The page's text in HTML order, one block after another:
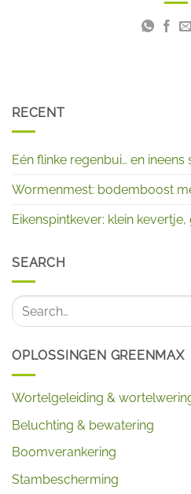
RECENT
Eén flinke regenbui… en
Wormenmest: bodemboost
Eikenspintkever: klein
SEARCH
OPLOSSINGEN GREENMAX
Wortelgeleiding &
Beluchting & bewatering
Boomverankering
Stambescherming